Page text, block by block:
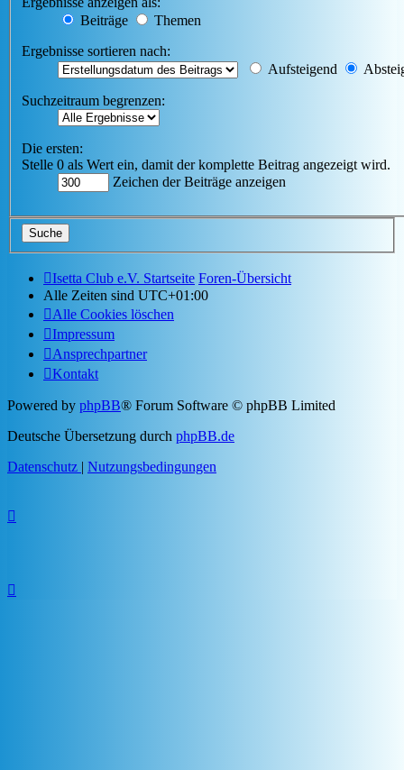
Beiträge
Themen
Ergebnisse sortieren nach:
Aufsteigend
Suchzeitraum begrenzen:
Die ersten:
Stelle 0 als Wert ein, damit der komplette Beitrag angezeigt wird.
Zeichen der Beiträge anzeigen
Isetta Club e.V. Startseite Foren-Übersicht
Alle Zeiten sind UTC+01:00
Alle Cookies löschen
Impressum
Ansprechpartner
Kontakt
Powered by phpBB® Forum Software © phpBB Limited
Deutsche Übersetzung durch phpBB.de
Datenschutz | Nutzungsbedingungen